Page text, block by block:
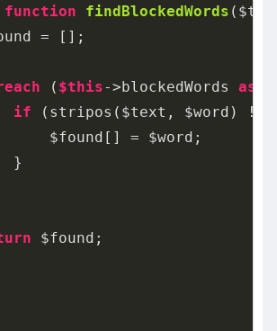
function findBlockedWords
= [];
( $this->blockedWords as
if (stripos($text, $word)
$found[] = $word;
}
$found;